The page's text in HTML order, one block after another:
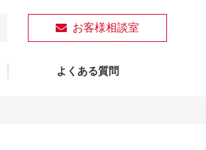
お客様相談室
よくある質問